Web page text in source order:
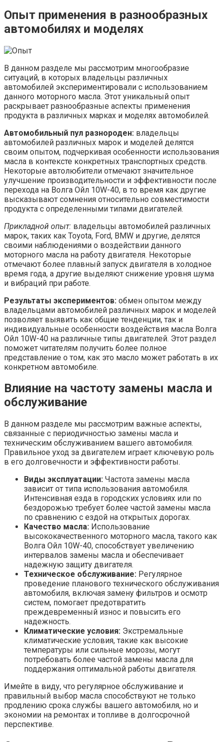
Опыт применения в разнообразных
автомобилях и моделях
В данном разделе мы рассмотрим многообразие
ситуаций, в которых владельцы различных
автомобилей экспериментировали с использованием
данного моторного масла. Этот уникальный опыт
раскрывает разнообразные аспекты применения
продукта в различных марках и моделях автомобилей.
Автомобильный пул разнороден: владельцы
автомобилей различных марок и моделей делятся
своим опытом, подчеркивая особенности использования
масла в контексте конкретных транспортных средств.
Некоторые автолюбители отмечают значительное
улучшение производительности и эффективности после
перехода на Волга Ойл 10W-40, в то время как другие
высказывают сомнения относительно совместимости
продукта с определенными типами двигателей.
Прикладной опыт: владельцы автомобилей различных
марок, таких как Toyota, Ford, BMW и другие, делятся
своими наблюдениями о воздействии данного
моторного масла на работу двигателя. Некоторые
отмечают более плавный запуск двигателя в холодное
время года, а другие выделяют снижение уровня шума
и вибраций при работе.
Результаты экспериментов: обмен опытом между
владельцами автомобилей различных марок и моделей
позволяет выявить как общие тенденции, так и
индивидуальные особенности воздействия масла Волга
Ойл 10W-40 на различные типы двигателей. Этот раздел
поможет читателям получить более полное
представление о том, как это масло может работать в их
конкретном автомобиле.
Влияние на частоту замены масла и
обслуживание
В данном разделе мы рассмотрим важные аспекты,
связанные с периодичностью замены масла и
техническим обслуживанием вашего автомобиля.
Правильное уход за двигателем играет ключевую роль
в его долговечности и эффективности работы.
Виды эксплуатации: Частота замены масла
зависит от типа использования автомобиля.
Интенсивная езда в городских условиях или по
бездорожью требует более частой замены масла
по сравнению с ездой на открытых дорогах.
Качество масла: Использование
высококачественного моторного масла, такого как
Волга Ойл 10W-40, способствует увеличению
интервалов замены масла и обеспечивает
надежную защиту двигателя.
Техническое обслуживание: Регулярное
проведение планового технического обслуживания
автомобиля, включая замену фильтров и осмотр
систем, помогает предотвратить
преждевременный износ и повысить его
надежность.
Климатические условия: Экстремальные
климатические условия, такие как высокие
температуры или сильные морозы, могут
потребовать более частой замены масла для
поддержания оптимальной работы двигателя.
Имейте в виду, что регулярное обслуживание и
правильный выбор масла способствуют не только
продлению срока службы вашего автомобиля, но и
экономии на ремонтах и топливе в долгосрочной
перспективе.